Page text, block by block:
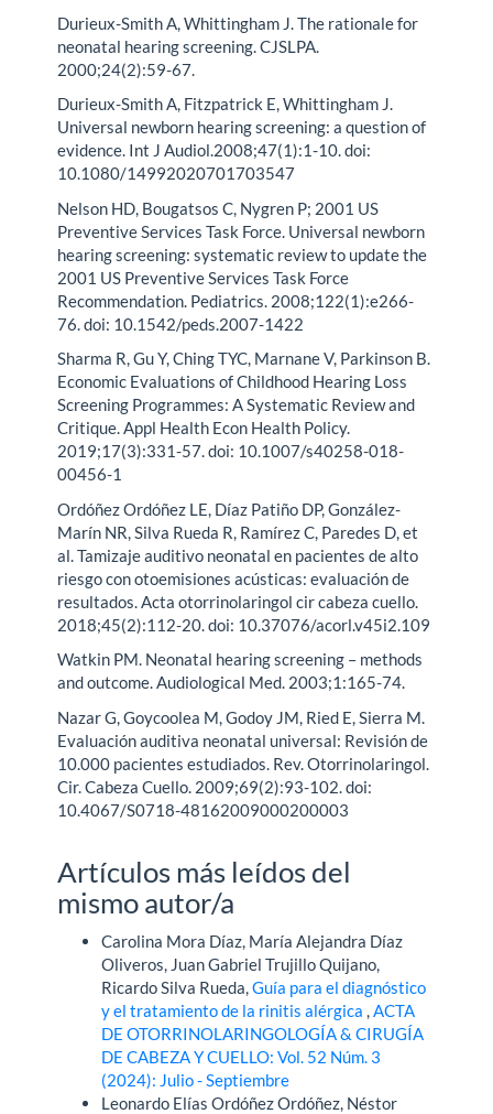
Durieux-Smith A, Whittingham J. The rationale for
neonatal hearing screening. CJSLPA.
2000;24(2):59-67.
Durieux-Smith A, Fitzpatrick E, Whittingham J.
Universal newborn hearing screening: a question of
evidence. Int J Audiol.2008;47(1):1-10. doi:
10.1080/14992020701703547
Nelson HD, Bougatsos C, Nygren P; 2001 US
Preventive Services Task Force. Universal newborn
hearing screening: systematic review to update the
2001 US Preventive Services Task Force
Recommendation. Pediatrics. 2008;122(1):e266-
76. doi: 10.1542/peds.2007-1422
Sharma R, Gu Y, Ching TYC, Marnane V, Parkinson B.
Economic Evaluations of Childhood Hearing Loss
Screening Programmes: A Systematic Review and
Critique. Appl Health Econ Health Policy.
2019;17(3):331-57. doi: 10.1007/s40258-018-
00456-1
Ordóñez Ordóñez LE, Díaz Patiño DP, González-
Marín NR, Silva Rueda R, Ramírez C, Paredes D, et
al. Tamizaje auditivo neonatal en pacientes de alto
riesgo con otoemisiones acústicas: evaluación de
resultados. Acta otorrinolaringol cir cabeza cuello.
2018;45(2):112-20. doi: 10.37076/acorl.v45i2.109
Watkin PM. Neonatal hearing screening – methods
and outcome. Audiological Med. 2003;1:165-74.
Nazar G, Goycoolea M, Godoy JM, Ried E, Sierra M.
Evaluación auditiva neonatal universal: Revisión de
10.000 pacientes estudiados. Rev. Otorrinolaringol.
Cir. Cabeza Cuello. 2009;69(2):93-102. doi:
10.4067/S0718-48162009000200003
Artículos más leídos del
mismo autor/a
Carolina Mora Díaz, María Alejandra Díaz
Oliveros, Juan Gabriel Trujillo Quijano,
Ricardo Silva Rueda,Guía para el diagnóstico
y el tratamiento de la rinitis alérgica
ACTA
DE OTORRINOLARINGOLOGÍA & CIRUGÍA
DE CABEZA Y CUELLO: Vol. 52 Núm. 3
(2024): Julio - Septiembre
Leonardo Elías Ordóñez Ordóñez, Néstor